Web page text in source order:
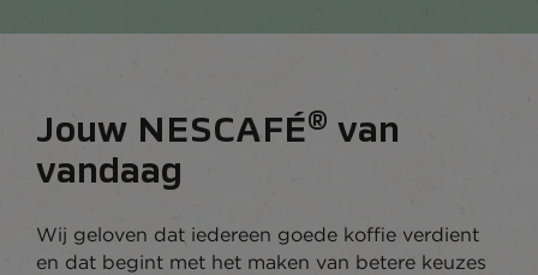
Jouw NESCAFÉ® van
vandaag
Wij geloven dat iedereen goede koffie verdient
en dat begint met het maken van betere keuzes